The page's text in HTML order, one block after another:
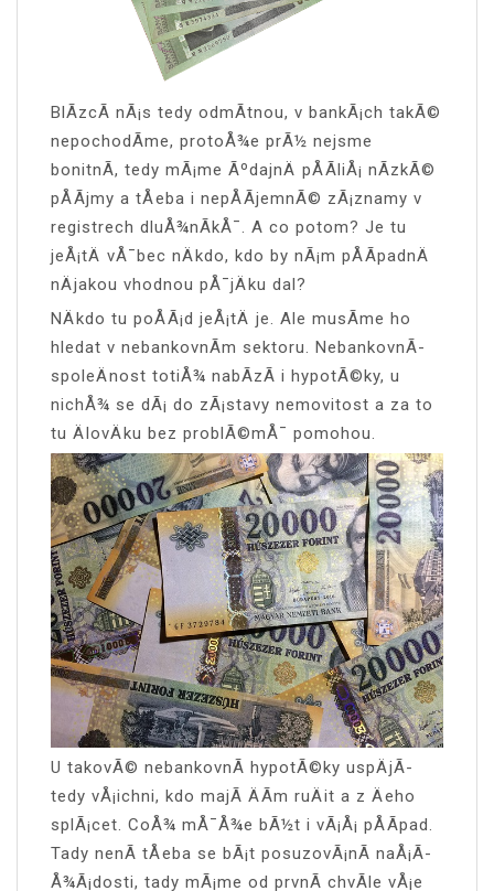
BlÃ­zcÃ­ nÃ¡s tedy odmÃ­tnou, v bankÃ¡ch takÃ©
nepochodÃ­me, protoÅ¾e prÃ½ nejsme
bonitnÃ­, tedy mÃ¡me ÃºdajnÄ pÅÃ­liÅ¡ nÃ­zkÃ©
pÅÃ­jmy a tÅeba i nepÅÃ­jemnÃ© zÃ¡znamy v
registrech dluÅ¾nÃ­kÅ¯. A co potom? Je tu
jeÅ¡tÄ vÅ¯bec nÄkdo, kdo by nÃ¡m pÅÃ­padnÄ
nÄjakou vhodnou pÅ¯jÄku dal?
NÄkdo tu poÅÃ¡d jeÅ¡tÄ je. Ale musÃ­me ho
hledat v nebankovnÃ­m sektoru. NebankovnÃ­
spoleÄnost totiÅ¾ nabÃ­zÃ­ i hypotÃ©ky, u
nichÅ¾ se dÃ¡ do zÃ¡stavy nemovitost a za to
tu ÄlovÄku bez problÃ©mÅ¯ pomohou.
U takovÃ© nebankovnÃ­ hypotÃ©ky uspÄjÃ­
tedy vÅ¡ichni, kdo majÃ­ ÄÃ­m ruÄit a z Äeho
splÃ¡cet. CoÅ¾ mÅ¯Å¾e bÃ½t i vÃ¡Å¡ pÅÃ­pad.
Tady nenÃ­ tÅeba se bÃ¡t posuzovÃ¡nÃ­ naÅ¡Ã­
Å¾Ã¡dosti, tady mÃ¡me od prvnÃ­ chvÃ­le vÅ¡e